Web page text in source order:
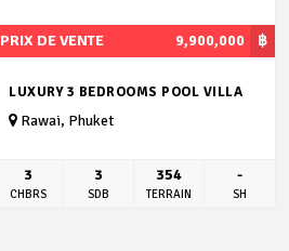
฿
PRIX DE VENTE 9,900,000
LUXURY 3 BEDROOMS POOL VILLA
Rawai, Phuket
3
CHBRS
3
SDB
354
TERRAIN
-
SH